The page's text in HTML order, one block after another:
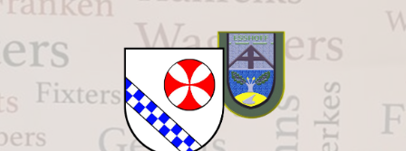
Skip
content
Skip
footer